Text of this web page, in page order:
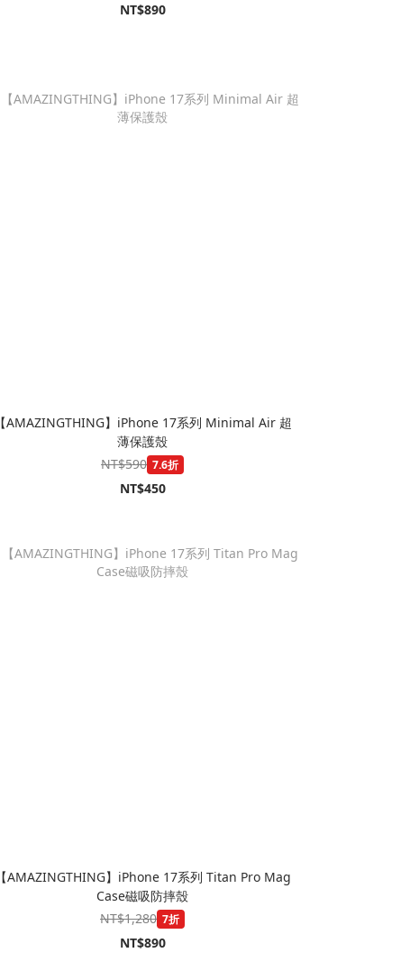
NT$890
【AMAZINGTHING】iPhone 17系列 Minimal Air 超
薄保護殼
NT$590 7.6折
NT$450
【AMAZINGTHING】iPhone 17系列 Titan Pro Mag
Case磁吸防摔殼
NT$1,280 7折
NT$890